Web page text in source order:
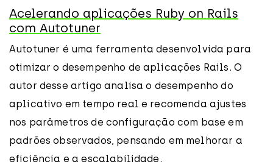
Acelerando aplicações Ruby on Rails
com Autotuner
Autotuner é uma ferramenta desenvolvida para
otimizar o desempenho de aplicações Rails. O
autor desse artigo analisa o desempenho do
aplicativo em tempo real e recomenda ajustes
nos parâmetros de configuração com base em
padrões observados, pensando em melhorar a
eficiência e a escalabilidade.